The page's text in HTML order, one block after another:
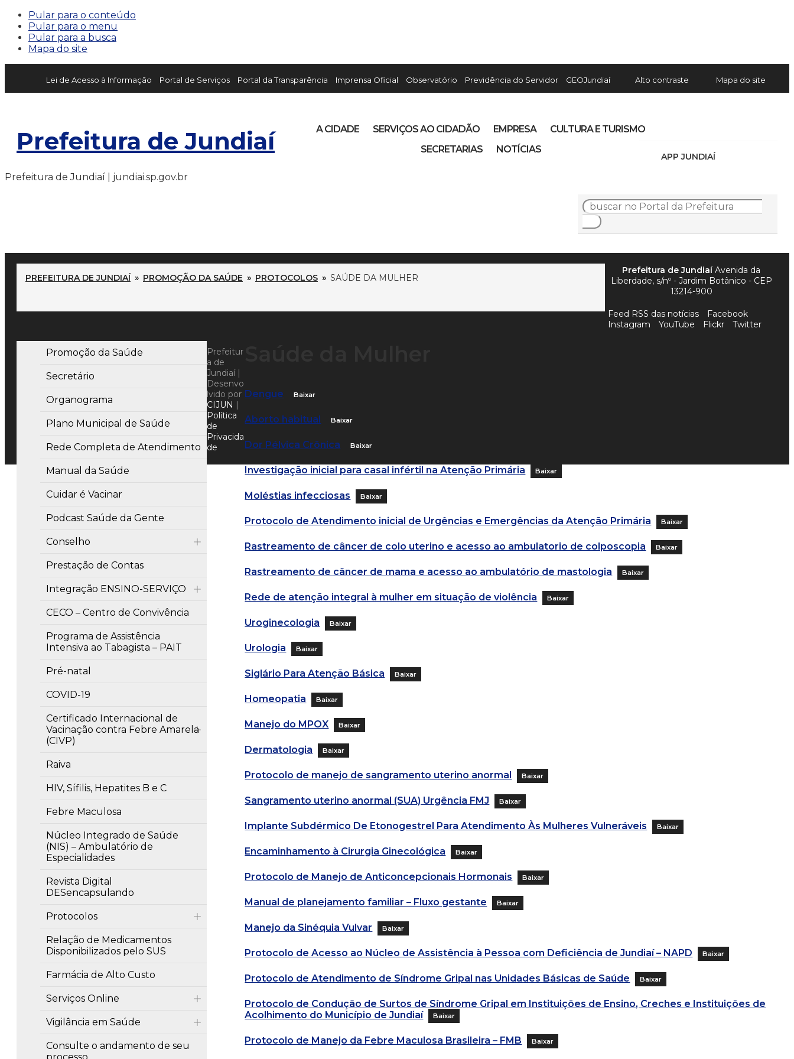
Pular para o conteúdo
Pular para o menu
Pular para a busca
Mapa do site
Lei de Acesso à Informação Portal de Serviços Portal da Transparência Imprensa Oficial Observatório Previdência do Servidor GEOJundiaí Alto contraste Mapa do site
Prefeitura de Jundiaí
APP JUNDIAÍ
A CIDADE SERVIÇOS AO CIDADÃO EMPRESA
CULTURA E TURISMO
SECRETARIAS
NOTÍCIAS
Prefeitura de Jundiaí | jundiai.sp.gov.br
PREFEITURA DE JUNDIAÍ » PROMOÇÃO DA SAÚDE » PROTOCOLOS » SAÚDE DA MULHER
Promoção da Saúde
Secretário
Organograma
Plano Municipal de Saúde
Rede Completa de Atendimento
Manual da Saúde
Cuidar é Vacinar
Podcast Saúde da Gente
Conselho
Prestação de Contas
Integração ENSINO-SERVIÇO
CECO – Centro de Convivência
Programa de Assistência
Intensiva ao Tabagista – PAIT
Pré-natal
COVID-19
Certificado Internacional de
Vacinação contra Febre Amarela
(CIVP)
Raiva
HIV, Sífilis, Hepatites B e C
Febre Maculosa
Núcleo Integrado de Saúde
(NIS) – Ambulatório de
Especialidades
Revista Digital
DESencapsulando
Protocolos
Relação de Medicamentos
Disponibilizados pelo SUS
Farmácia de Alto Custo
Serviços Online
Vigilância em Saúde
Consulte o andamento de seu
processo
Dengue Baixar
Aborto habitual Baixar
Dor Pélvica Crônica Baixar
Investigação inicial para casal infértil na Atenção Primária Baixar
Moléstias infecciosas Baixar
Protocolo de Atendimento inicial de Urgências e Emergências da Atenção Primária Baixar
Rastreamento de câncer de colo uterino e acesso ao ambulatorio de colposcopia Baixar
Rastreamento de câncer de mama e acesso ao ambulatório de mastologia Baixar
Rede de atenção integral à mulher em situação de violência Baixar
Uroginecologia Baixar
Urologia Baixar
Siglário Para Atenção Básica Baixar
Homeopatia Baixar
Manejo do MPOX Baixar
Dermatologia Baixar
Protocolo de manejo de sangramento uterino anormal Baixar
Sangramento uterino anormal (SUA) Urgência FMJ Baixar
Implante Subdérmico De Etonogestrel Para Atendimento Às Mulheres Vulneráveis Baixar
Encaminhamento à Cirurgia Ginecológica Baixar
Protocolo de Manejo de Anticoncepcionais Hormonais Baixar
Manual de planejamento familiar – Fluxo gestante Baixar
Manejo da Sinéquia Vulvar Baixar
Protocolo de Acesso ao Núcleo de Assistência à Pessoa com Deficiência de Jundiaí – NAPD Baixar
Protocolo de Atendimento de Síndrome Gripal nas Unidades Básicas de Saúde Baixar
Protocolo de Condução de Surtos de Síndrome Gripal em Instituições de Ensino, Creches e Instituições de
Acolhimento do Município de Jundiaí
Baixar
Protocolo de Manejo da Febre Maculosa Brasileira – FMB Baixar
Prefeitura de JundiaíAvenida da
Liberdade, s/nº - Jardim Botânico - CEP
13214-900
Feed RSS das notícias
Facebook
Instagram
YouTube Flickr Twitter
Prefeitur
a de
Jundiaí |
Desenvo
lvido por
CIJUN |
Política
de
Privacida
de